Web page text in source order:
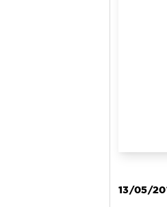
13/05/